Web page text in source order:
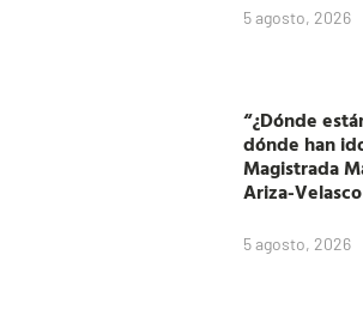
5 agosto, 2026
“¿Dónde
dónde han
Magistrada
Ariza-Velasco
5 agosto, 2026